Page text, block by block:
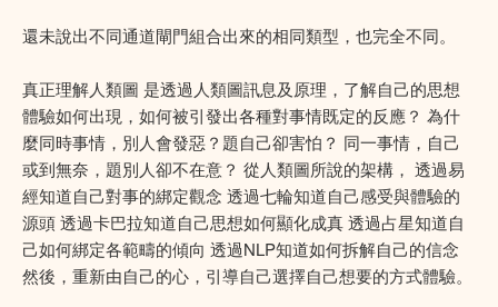
還未說出不同通道閘門組合出來的相同類型，也完全不同。
真正理解人類圖 是透過人類圖訊息及原理，了解自己的思想
體驗如何出現，如何被引發出各種對事情既定的反應？ 為什
麼同時事情，別人會發惡？題自己卻害怕？ 同一事情，自己
或到無奈，題別人卻不在意？ 從人類圖所說的架構， 透過易
經知道自己對事的綁定觀念 透過七輪知道自己感受與體驗的
源頭 透過卡巴拉知道自己思想如何顯化成真 透過占星知道自
己如何綁定各範疇的傾向 透過NLP知道如何拆解自己的信念
然後，重新由自己的心，引導自己選擇自己想要的方式體驗。